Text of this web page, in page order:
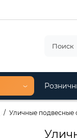
Уличные подвесные